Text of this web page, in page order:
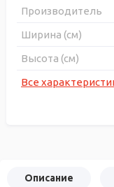
Производитель
Ширина (см)
Высота (см)
Все
Описание